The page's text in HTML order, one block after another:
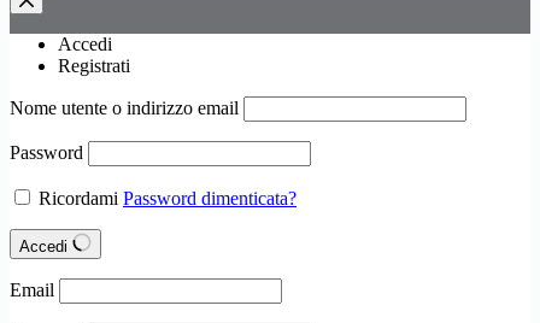
Accedi
Registrati
Nome utente o indirizzo email
Password
Ricordami Password dimenticata?
Accedi
Email